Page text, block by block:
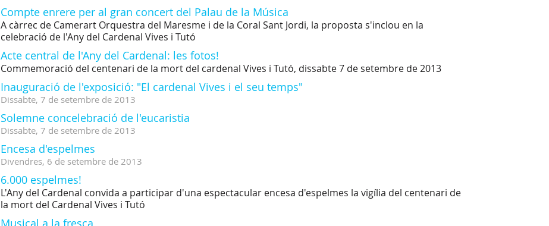
Compte enrere per al gran concert del Palau de la Música
A càrrec de Camerart Orquestra del Maresme i de la Coral Sant Jordi, la proposta s'inclou en la
celebració de l'Any del Cardenal Vives i Tutó
Acte central de l'Any del Cardenal: les fotos!
Commemoració del centenari de la mort del cardenal Vives i Tutó, dissabte 7 de setembre de 2013
Inauguració de l'exposició: "El cardenal Vives i el seu temps"
Dissabte, 7 de setembre de 2013
Solemne concelebració de l'eucaristia
Dissabte, 7 de setembre de 2013
Encesa d'espelmes
Divendres, 6 de setembre de 2013
6.000 espelmes!
L'Any del Cardenal convida a participar d'una espectacular encesa d'espelmes la vigília del centenari de
la mort del Cardenal Vives i Tutó
Musical a la fresca